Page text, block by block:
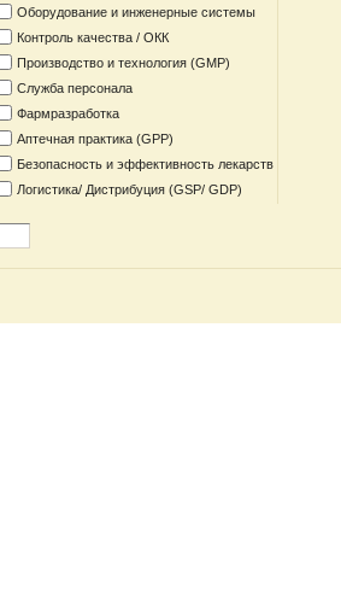
Оборудование и инженерные системы
Контроль качества / ОКК
Производство и технология (GMP)
Служба персонала
Фармразработка
Аптечная практика (GPP)
Безопасность и эффективность лекарств
Логистика/ Дистрибуция (GSP/ GDP)